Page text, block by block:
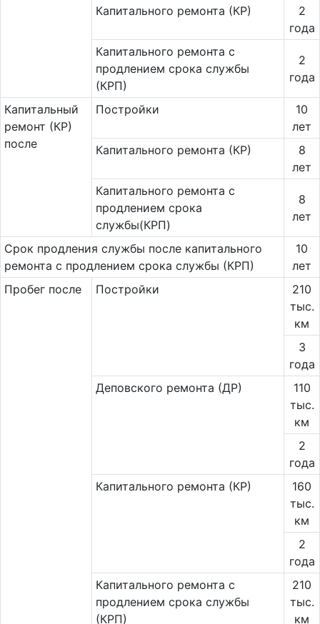
Капитального ремонта (КР)
2
года
Ка­питального ремонта с
продлением срока службы
(КРП)
2
года
Ка­пи­таль­ный
ремонт (КР)
после
Постройки
10
лет
Капитального ремонта (КР)
8
лет
Капитального ремонта с
продлением срока
службы(КРП)
8
лет
Срок продления службы после капитального
ремонта с продлением срока службы (КРП)
10
лет
Пробег после
Постройки
210
тыс.
км
3
года
Деповского ремонта (ДР)
110
тыс.
км
2
года
Капитального ремонта (КР)
160
тыс.
км
2
года
Капитального ремонта с
продлением срока службы
(КРП)
210
тыс.
км